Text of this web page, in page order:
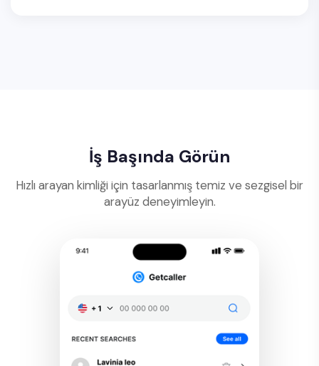
İş Başında Görün
Hızlı arayan kimliği için tasarlanmış temiz ve sezgisel bir
arayüz deneyimleyin.